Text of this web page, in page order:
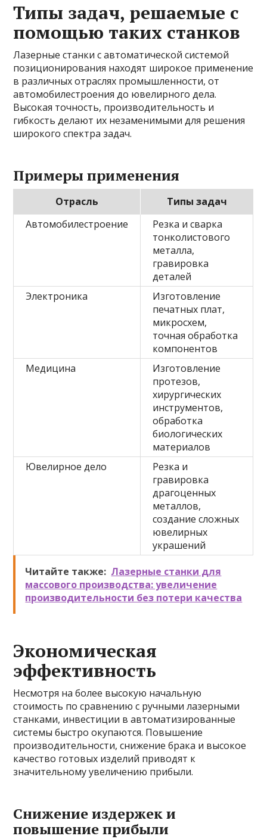
Типы задач, решаемые с
помощью таких станков
Лазерные станки с автоматической системой
позиционирования находят широкое применение
в различных отраслях промышленности, от
автомобилестроения до ювелирного дела.
Высокая точность, производительность и
гибкость делают их незаменимыми для решения
широкого спектра задач.
Примеры применения
Отрасль
Типы задач
Автомобилестроение
Резка и сварка
тонколистового
металла,
гравировка
деталей
Электроника
Изготовление
печатных плат,
микросхем,
точная обработка
компонентов
Медицина
Изготовление
протезов,
хирургических
инструментов,
обработка
биологических
материалов
Ювелирное дело
Резка и
гравировка
драгоценных
металлов,
создание сложных
ювелирных
украшений
Читайте также: Лазерные станки для
массового производства: увеличение
производительности без потери качества
Экономическая
эффективность
Несмотря на более высокую начальную
стоимость по сравнению с ручными лазерными
станками, инвестиции в автоматизированные
системы быстро окупаются. Повышение
производительности, снижение брака и высокое
качество готовых изделий приводят к
значительному увеличению прибыли.
Снижение издержек и
повышение прибыли